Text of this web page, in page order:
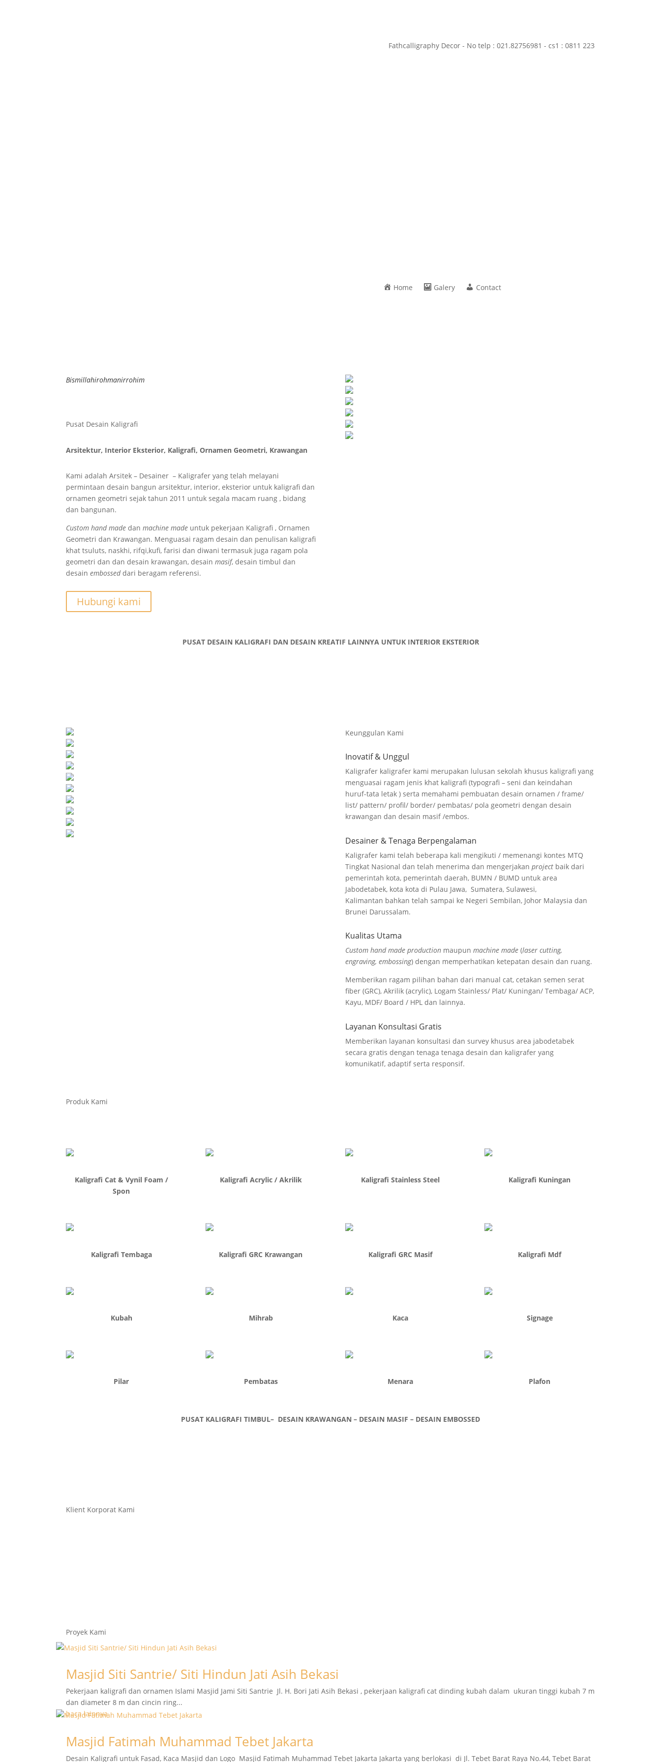
Fathcalligraphy Decor - No telp : 021.82756981 - cs1 : 0811 2238 777 - cs2 : 0817-7958-
Home Galery Contact
Bismillahirohmanirrohim
Pusat Desain Kaligrafi
Arsitektur, Interior Eksterior, Kaligrafi, Ornamen Geometri, Krawangan
Kami adalah Arsitek – Desainer – Kaligrafer yang telah melayani
permintaan desain bangun arsitektur, interior, eksterior untuk kaligrafi dan
ornamen geometri sejak tahun 2011 untuk segala macam ruang , bidang
dan bangunan.
Custom hand made danmachine made untuk pekerjaan Kaligrafi , Ornamen
Geometri dan Krawangan. Menguasai ragam desain dan penulisan kaligrafi
khat tsuluts, naskhi, rifqi,kufi, farisi dan diwani termasuk juga ragam pola
geometri dan dan desain krawangan, desainmasif, desain timbul dan
desainembosseddari beragam referensi.
Hubungi kami
PUSAT DESAIN KALIGRAFI DAN DESAIN KREATIF LAINNYA UNTUK INTERIOR EKSTERIOR
Keunggulan Kami
Inovatif & Unggul
Kaligrafer kaligrafer kami merupakan lulusan sekolah khusus kaligrafi yang
menguasai ragam jenis khat kaligrafi (typografi – seni dan keindahan
huruf-tata letak ) serta memahami pembuatan desain ornamen / frame/
list/ pattern/ profil/ border/ pembatas/ pola geometri dengan desain
krawangan dan desain masif /embos.
Desainer & Tenaga Berpengalaman
Kaligrafer kami telah beberapa kali mengikuti / memenangi kontes MTQ
Tingkat Nasional dan telah menerima dan mengerjakan project baik dari
pemerintah kota, pemerintah daerah, BUMN / BUMD untuk area
Jabodetabek, kota kota di Pulau Jawa, Sumatera, Sulawesi,
Kalimantan bahkan telah sampai ke Negeri Sembilan, Johor Malaysia dan
Brunei Darussalam.
Kualitas Utama
Custom hand made production maupun machine made(laser cutting,
engraving, embossing) dengan memperhatikan ketepatan desain dan ruang.
Memberikan ragam pilihan bahan dari manual cat, cetakan semen serat
fiber (GRC), Akrilik (acrylic), Logam Stainless/ Plat/ Kuningan/ Tembaga/ ACP,
Kayu, MDF/ Board / HPL dan lainnya.
Layanan Konsultasi Gratis
Memberikan layanan konsultasi dan survey khusus area jabodetabek
secara gratis dengan tenaga tenaga desain dan kaligrafer yang
komunikatif, adaptif serta responsif.
Produk Kami
Kaligrafi Cat & Vynil Foam /
Spon
Kaligrafi Acrylic / Akrilik Kaligrafi Stainless Steel Kaligrafi Kuningan
Kaligrafi Tembaga Kaligrafi GRC Krawangan Kaligrafi GRC Masif Kaligrafi Mdf
Kubah Mihrab Kaca Signage
Pilar Pembatas Menara Plafon
PUSAT KALIGRAFI TIMBUL– DESAIN KRAWANGAN – DESAIN MASIF – DESAIN EMBOSSED
Klient Korporat Kami
Proyek Kami
Masjid Siti Santrie/ Siti Hindun Jati Asih Bekasi
Pekerjaan kaligrafi dan ornamen Islami Masjid Jami Siti Santrie Jl. H. Bori Jati Asih Bekasi , pekerjaan kaligrafi cat dinding kubah dalam ukuran tinggi kubah 7 m
dan diameter 8 m dan cincin ring...
baca lainnya
Masjid Fatimah Muhammad Tebet Jakarta
Desain Kaligrafi untuk Fasad, Kaca Masjid dan Logo Masjid Fatimah Muhammad Tebet Jakarta Jakarta yang berlokasi di Jl. Tebet Barat Raya No.44, Tebet Barat